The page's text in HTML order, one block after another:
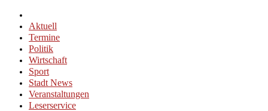
Aktuell
Termine
Politik
Wirtschaft
Sport
Stadt News
Veranstaltungen
Leserservice